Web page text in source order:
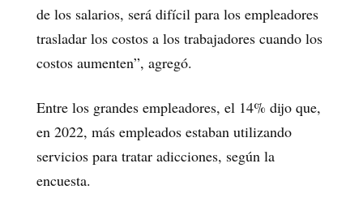
de los salarios, será difícil para los empleadores
trasladar los costos a los trabajadores cuando los
costos aumenten”, agregó.
Entre los grandes empleadores, el 14% dijo que,
en 2022, más empleados estaban utilizando
servicios para tratar adicciones, según la
encuesta.